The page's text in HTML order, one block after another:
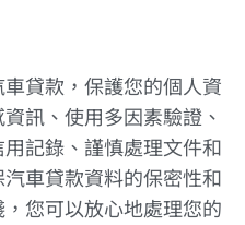
貸款，保護您的個人資
訊、使用多因素驗證、
記錄、謹慎處理文件和
車貸款資料的保密性和
您可以放心地處理您的